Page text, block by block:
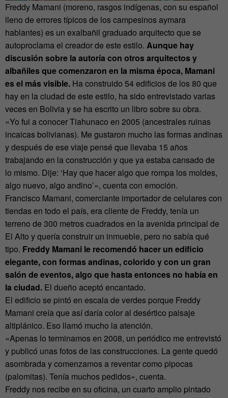
Freddy Mamani (moreno, rasgos indígenas, con su español
lleno de errores típicos de los campesinos aymara
hablantes) es un exalbañil graduado arquitecto que se
autoproclama el creador de este estilo. Aunque hay
discusión sobre la autoría con otros arquitectos y
albañiles que comenzaron en la misma época, Mamani
es el más visible. Ha construido 54 edificios de los 80 que
hay en la ciudad de este estilo, ha sido entrevistado varias
veces en Bolivia y se ha escrito un libro sobre su obra.
«Yo fui a conocer Tiahunaco en 2005 (ancestrales ruinas
incaicas bolivianas). Me gustaron mucho las formas andinas
y después de ese viaje pensé que llevaba 15 años
trabajando en la construcción y que ya estaba cansado de
lo mismo. Dije: ‘Hay que hacer algo que rompa los moldes,
algo nuevo, algo andino’», cuenta con emoción.
Francisco Mamani, comerciante importador de celulares con
tiendas en todo el país, era cliente de Freddy, tenía un
terreno de 300 metros cuadrados en la avenida principal de
El Alto y quería construir un inmueble, pero no sabía qué
tipo. Freddy Mamani le recomendó hacer un edificio
elegante, con formas andinas, colorido y con un gran
salón de eventos, algo que hasta entonces no había en
la ciudad. El dueño aceptó encantado.
El edificio se pintó en escala de verdes porque Freddy
Mamani creía que así daría color al desértico paisaje
altiplánico. Eso llamó mucho la atención.
«Apenas lo terminamos en 2008, un periódico me entrevistó
y publicó unas fotos de las construcciones. La gente quedó
asombrada y comenzamos a reventar como pipocas
(palomitas). Tenía muchos pedidos», cuenta.
Freddy nos recibe en su oficina, un cuarto amplio pintado